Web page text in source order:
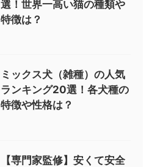
選！世界一高い猫の種類や
特徴は？
ミックス犬（雑種）の人気
ランキング20選！各犬種の
特徴や性格は？
【専門家監修】安くて安全